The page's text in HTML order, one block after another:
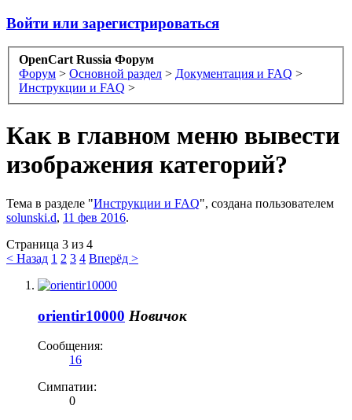
Войти или зарегистрироваться
OpenCart Russia Форум
Форум > Основной раздел > Документация и FAQ >
Инструкции и FAQ >
Как в главном меню вывести
изображения категорий?
Тема в разделе "Инструкции и FAQ", создана пользователем
solunski.d, 11 фев 2016.
Страница 3 из 4
< Назад 1 2 3 4 Вперёд >
orientir10000 Новичок
Сообщения:
16
Симпатии:
0